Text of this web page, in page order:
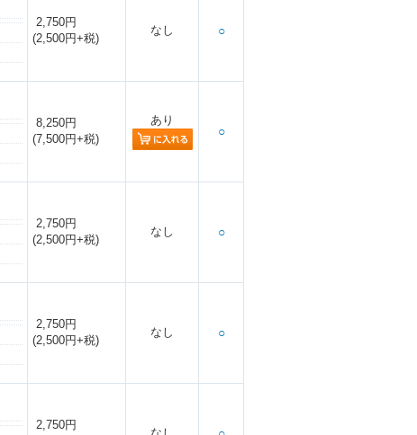
2,750円
(2,500円+税)
なし ○
8,250円
(7,500円+税)
あり
○
2,750円
(2,500円+税)
なし ○
2,750円
(2,500円+税)
なし ○
2,750円